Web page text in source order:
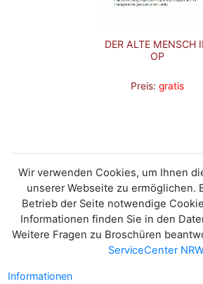
DER ALTE MENSCH
OP
Preis: gratis
Wir verwenden Cookies, um Ihnen
unserer Webseite zu ermöglichen.
Betrieb der Seite notwendige
Informationen finden Sie in den
Weitere Fragen zu Broschüren
ServiceCenter
Informationen